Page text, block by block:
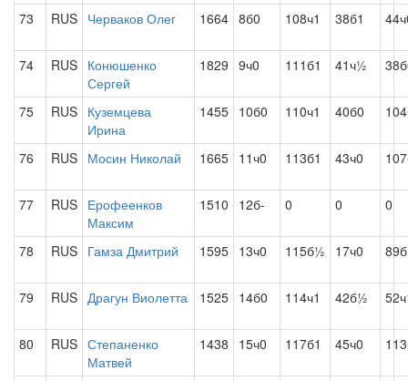
73 RUS Черваков Олег 1664 8б0 108ч1 38б1
74 RUS Конюшенко
Сергей
1829 9ч0 111б1 41ч½
75 RUS Куземцева
Ирина
1455 10б0 110ч1 40б0
76 RUS Мосин Николай 1665 11ч0 113б1 43ч0
77 RUS Ерофеенков
Максим
1510 12б- 0 0 0
78 RUS Гамза Дмитрий 1595 13ч0 115б½ 17ч0
79 RUS Драгун Виолетта 1525 14б0 114ч1 42б½
80 RUS Степаненко
Матвей
1438 15ч0 117б1 45ч0